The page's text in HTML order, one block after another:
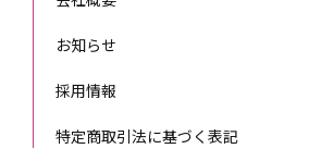
お知らせ
採用情報
特定商取引法に基づく表記